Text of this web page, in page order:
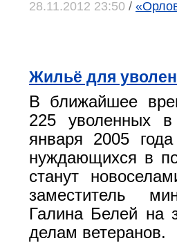
28.11.2012 23:50 /
Жильё для
В ближайшее
225 уволенных
января 2005
нуждающихся в
станут
заместитель
Галина Белей на
делам ветеранов.